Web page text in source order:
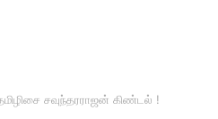
சவுந்தரராஜன் கிண்டல் !